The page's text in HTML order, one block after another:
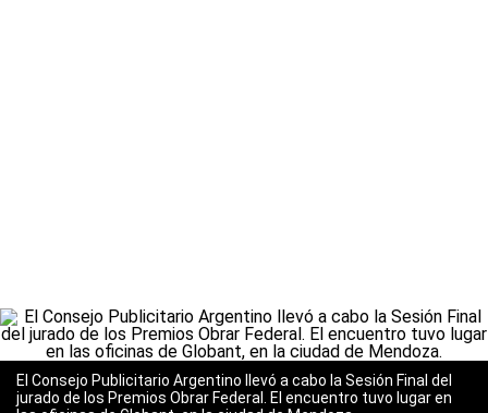
El Consejo Publicitario Argentino llevó a cabo la Sesión Final del
jurado de los Premios Obrar Federal. El encuentro tuvo lugar en